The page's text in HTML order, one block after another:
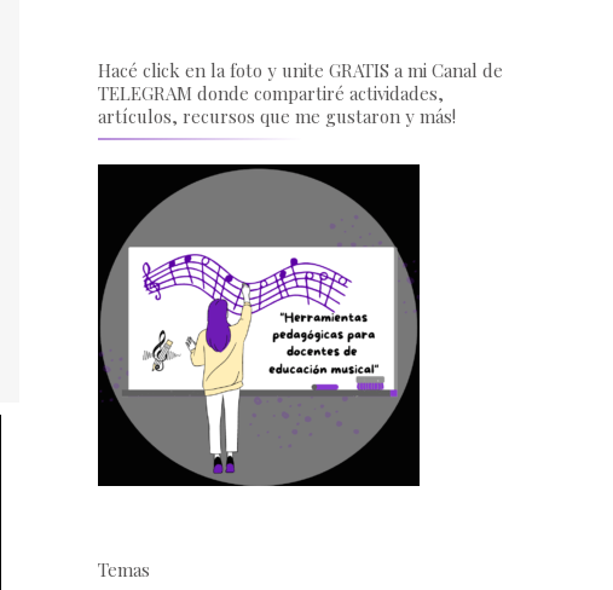
Hacé click en la foto y unite GRATIS a mi Canal de
TELEGRAM donde compartiré actividades,
artículos, recursos que me gustaron y más!
Temas